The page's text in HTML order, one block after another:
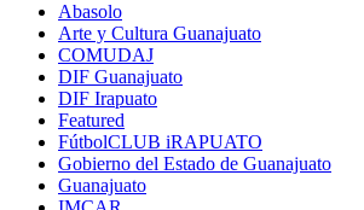
Abasolo
Arte y Cultura Guanajuato
COMUDAJ
DIF Guanajuato
DIF Irapuato
Featured
FútbolCLUB iRAPUATO
Gobierno del Estado de Guanajuato
Guanajuato